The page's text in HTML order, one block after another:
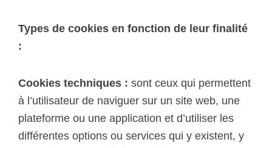
Types de cookies en fonction de leur finalité
:
Cookies techniques : sont ceux qui permettent
à l’utilisateur de naviguer sur un site web, une
plateforme ou une application et d’utiliser les
différentes options ou services qui y existent, y